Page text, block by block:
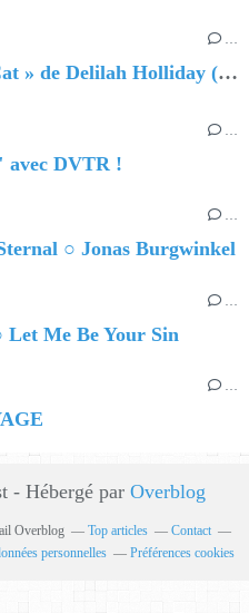
🔵 Le nouvel album « Fat Cat » de Delilah Holliday (sortie le 30 Octobre 2026)
…
avec DVTR !
…
○ Jonas Burgwinkel
Let Me Be Your Sin
…
- Hébergé par Overblog
Overblog Top articles
Contact
personnelles Préférences cookies